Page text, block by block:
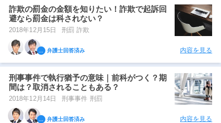
詐欺の罰金の金額を知りたい！詐欺で起訴回
避なら罰金は科されない？
2018年12月15日 刑罰 詐欺
弁護士回答済み 内容を見る
刑事事件で執行猶予の意味｜前科がつく？期
間は？取消されることもある？
2018年12月14日 刑事事件 刑罰
弁護士回答済み 内容を見る